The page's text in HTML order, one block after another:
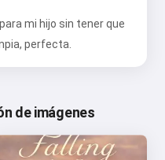
mi hijo sin tener que
perfecta.
de imágenes